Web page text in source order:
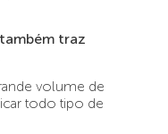
traz
volume de
todo tipo de